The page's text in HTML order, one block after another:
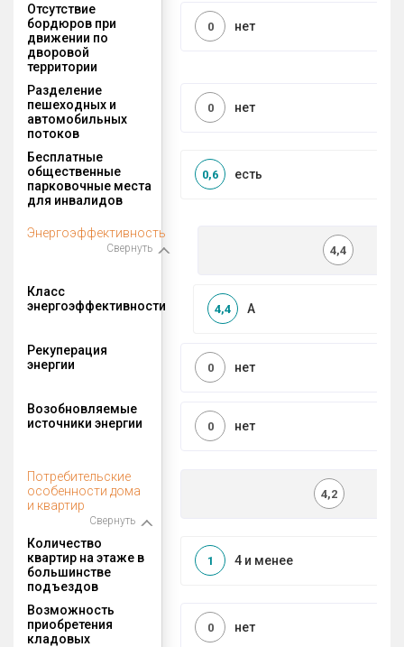
Отсутствие
бордюров при
движении по
дворовой
территории
нет
0
Разделение
пешеходных и
автомобильных
потоков
нет
0
Бесплатные
общественные
парковочные места
для инвалидов
есть
0,6
Энергоэффективность
Свернуть 4,4
Класс
энергоэффективности
A
4,4
Рекуперация
энергии
нет
0
Возобновляемые
источники энергии
нет
0
Потребительские
особенности дома
и квартир
Свернуть
4,2
Количество
квартир на этаже в
большинстве
подъездов
4 и менее
1
Возможность
приобретения
кладовых
нет
0